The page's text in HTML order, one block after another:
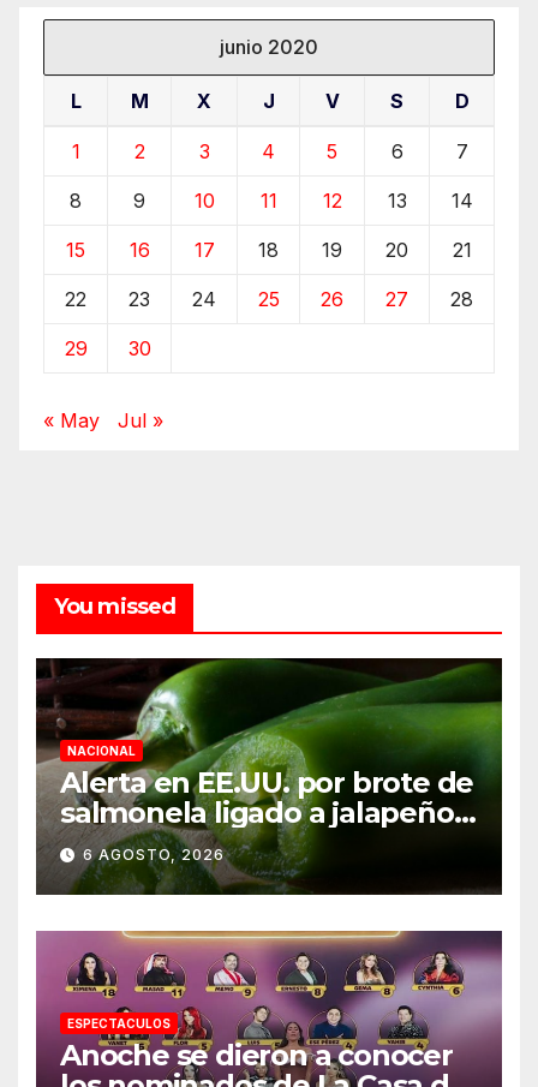
junio 2020
L M X J V S D
1 2 3 4 5 6 7
8 9 10 11 12 13 14
15 16 17 18 19 20 21
22 23 24 25 26 27 28
29 30
« May Jul »
You missed
NACIONAL
Alerta en EE.UU. por brote de
salmonela ligado a jalapeños
mexicanos; reportan 345
casos
6 AGOSTO, 2026
ESPECTACULOS
Anoche se dieron a conocer